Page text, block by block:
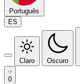
Português
ES
Claro Oscuro
0